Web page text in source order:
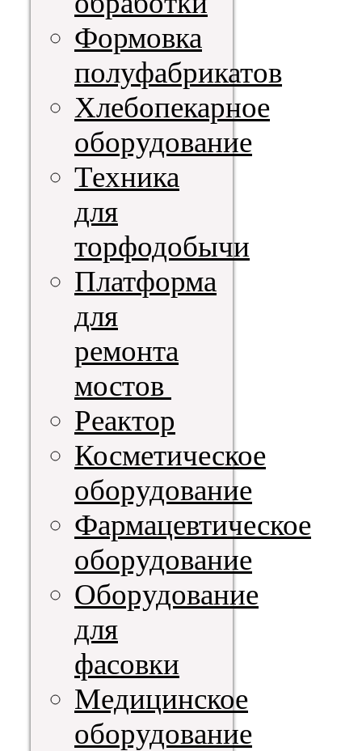
Формовка
полуфабрикатов
Хлебопекарное
оборудование
Техника
для
торфодобычи
Платформа
для
ремонта
мостов
Реактор
Косметическое
оборудование
Фармацевтическое
оборудование
Оборудование
для
фасовки
Медицинское
оборудование